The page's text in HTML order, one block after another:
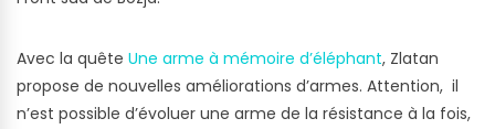
Avec la quête Une arme à mémoire d’éléphant, Zlatan
propose de nouvelles améliorations d’armes. Attention, il
n’est possible d’évoluer une arme de la résistance à la fois,